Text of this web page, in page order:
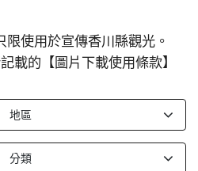
限使用於宣傳香川縣觀光。
載的【圖片下載使用條款】
地區
分類